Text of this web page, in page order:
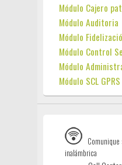
Módulo Cajero
Módulo Auditoria
Módulo
Módulo Control
Módulo
Módulo SCL GPRS
Comunique
inalámbrica